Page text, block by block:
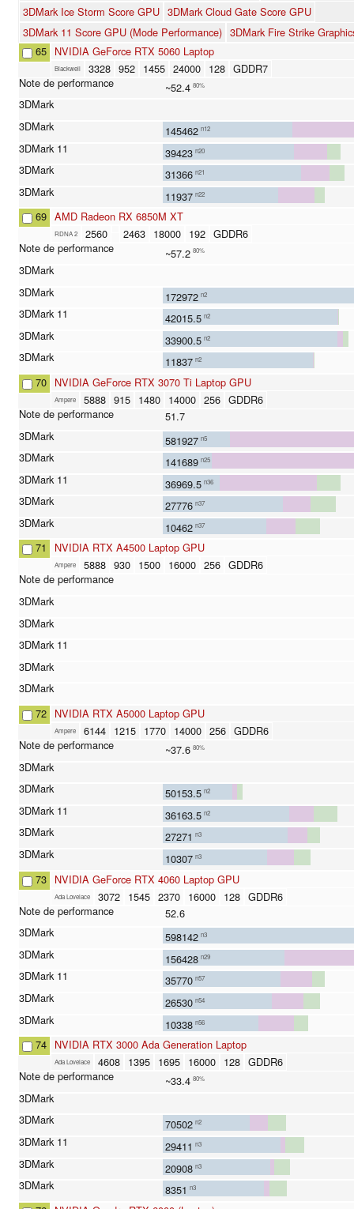
3DMark Ice Storm Score GPU 3DMark Cloud Gate Score GPU
3DMark 11 Score GPU (Mode Performance) 3DMark Fire Strike
65 NVIDIA GeForce RTX 5060 Laptop
Blackwell 3328 952 1455 24000 128 GDDR7
~52.4 80%
145462 n12
39423 n20
31366 n21
11937 n22
69 AMD Radeon RX 6850M XT
RDNA 2 2560 2463 18000 192 GDDR6
~57.2 80%
172972 n2
42015.5 n2
33900.5 n2
11837 n2
70 NVIDIA GeForce RTX 3070 Ti Laptop GPU
Ampere 5888 915 1480 14000 256 GDDR6
51.7
581927 n5
141689 n25
36969.5 n36
27776 n37
10462 n37
71 NVIDIA RTX A4500 Laptop GPU
Ampere 5888 930 1500 16000 256 GDDR6
72 NVIDIA RTX A5000 Laptop GPU
Ampere 6144 1215 1770 14000 256 GDDR6
~37.6 80%
50153.5 n2
36163.5 n2
27271 n3
10307 n3
73 NVIDIA GeForce RTX 4060 Laptop GPU
Ada Lovelace 3072 1545 2370 16000 128 GDDR6
52.6
598142 n3
156428 n29
35770 n57
26530 n54
10338 n56
74 NVIDIA RTX 3000 Ada Generation Laptop
Ada Lovelace 4608 1395 1695 16000 128 GDDR6
~33.4 80%
70502 n2
29411 n3
20908 n3
8351 n3